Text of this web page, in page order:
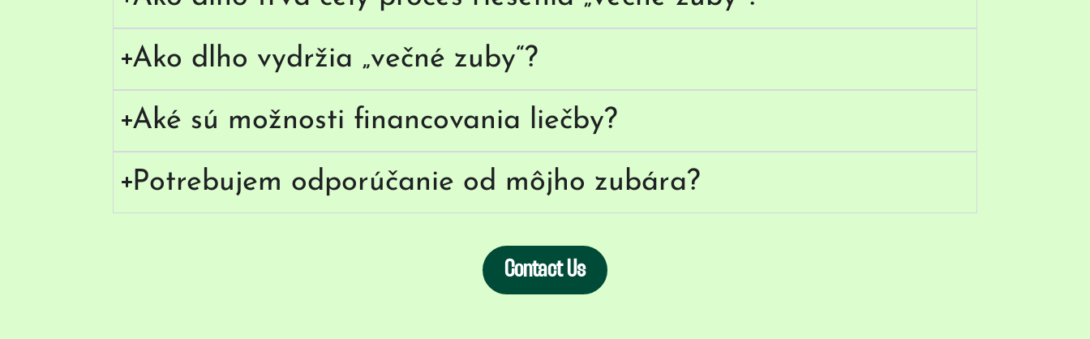
Ako dlho vydržia „večné zuby“?
Aké sú možnosti financovania liečby?
Potrebujem odporúčanie od môjho zubára?
Contact Us